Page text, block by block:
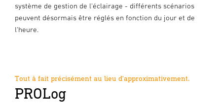
système de gestion de l'éclairage - différents scénarios
peuvent désormais être réglés en fonction du jour et de
l'heure.
Tout à fait précisément au lieu d'approximativement.
PROLog